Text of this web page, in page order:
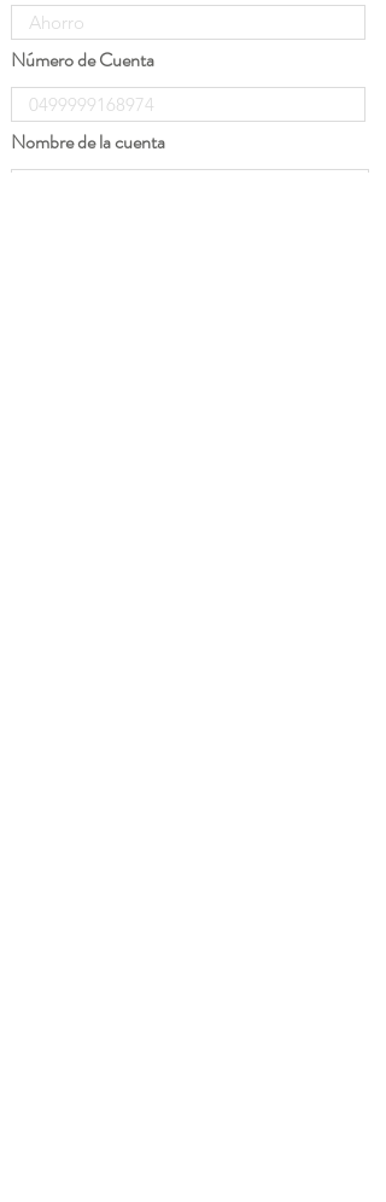
Número de Cuenta
Nombre de la cuenta